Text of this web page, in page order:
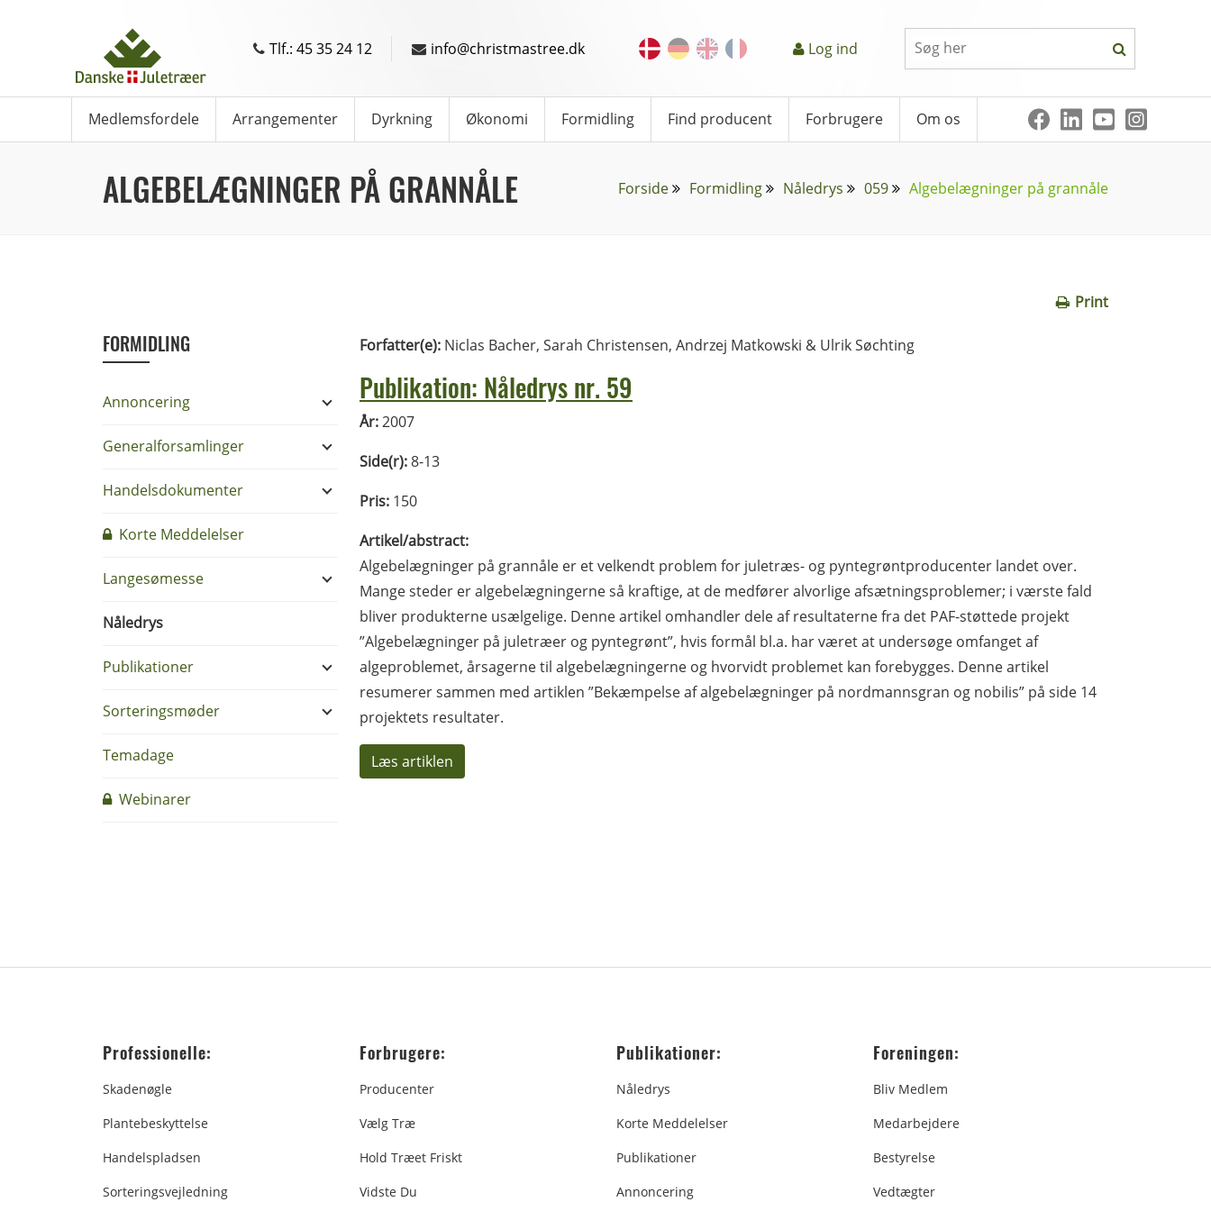
Tlf.: 45 35 24 12 info@christmastree.dk Log ind
Medlemsfordele Arrangementer Dyrkning Økonomi Formidling Find producent Forbrugere Om os
ALGEBELÆGNINGER PÅ GRANNÅLE Forside Formidling Nåledrys 059 Algebelægninger på grannåle
Print
FORMIDLING
Annoncering
Generalforsamlinger
Handelsdokumenter
Korte Meddelelser
Langesømesse
Nåledrys
Publikationer
Sorteringsmøder
Temadage
Webinarer
Forfatter(e): Niclas Bacher, Sarah Christensen, Andrzej Matkowski & Ulrik Søchting
Publikation: Nåledrys nr. 59
År:2007
Side(r):8-13
Pris: 150
Artikel/abstract:
Algebelægninger på grannåle er et velkendt problem for juletræs- og pyntegrøntproducenter landet over.
Mange steder er algebelægningerne så kraftige, at de medfører alvorlige afsætningsproblemer; i værste fald
bliver produkterne usælgelige. Denne artikel omhandler dele af resultaterne fra det PAF-støttede projekt
”Algebelægninger på juletræer og pyntegrønt”, hvis formål bl.a. har været at undersøge omfanget af
algeproblemet, årsagerne til algebelægningerne og hvorvidt problemet kan forebygges. Denne artikel
resumerer sammen med artiklen ”Bekæmpelse af algebelægninger på nordmannsgran og nobilis” på side 14
projektets resultater.
Læs artiklen
Professionelle:
Skadenøgle
Plantebeskyttelse
Handelspladsen
Sorteringsvejledning
Forbrugere:
Producenter
Vælg Træ
Hold Træet Friskt
Vidste Du
Publikationer:
Nåledrys
Korte Meddelelser
Publikationer
Annoncering
Foreningen:
Bliv Medlem
Medarbejdere
Bestyrelse
Vedtægter